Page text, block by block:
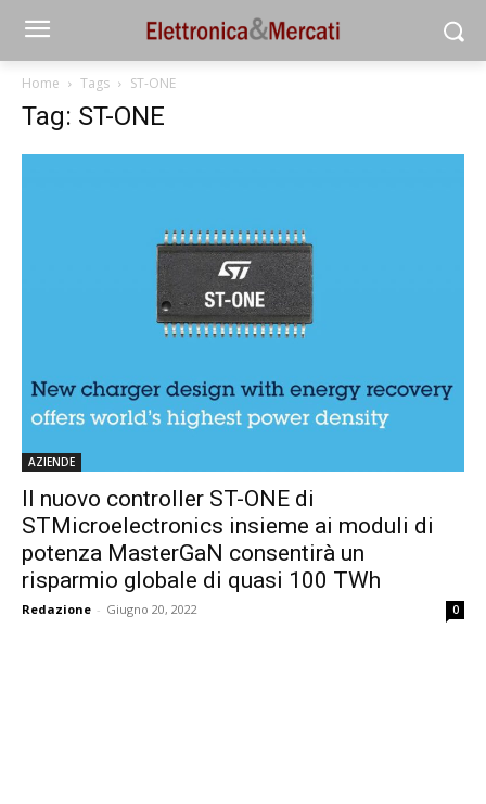
Home Tags ST-ONE
Tag: ST-ONE
AZIENDE
Il nuovo controller ST-ONE di
STMicroelectronics insieme ai moduli di
potenza MasterGaN consentirà un
risparmio globale di quasi 100 TWh
Redazione - Giugno 20, 2022 0